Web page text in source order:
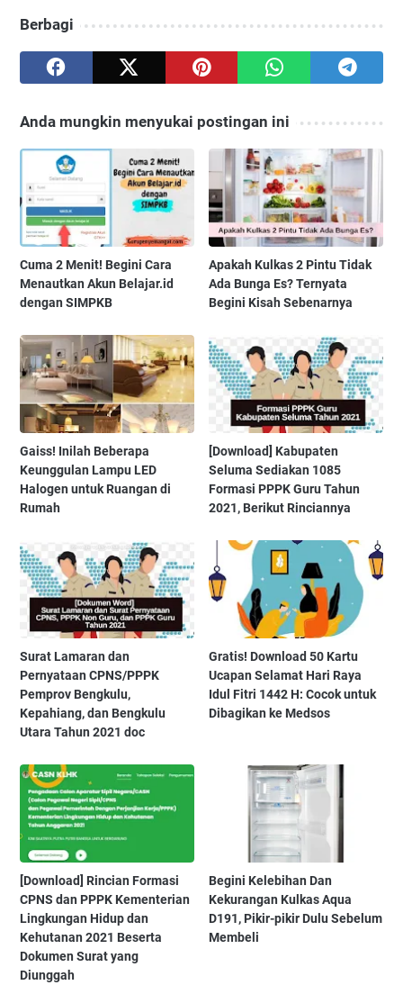
Berbagi
Anda mungkin menyukai postingan ini
Cuma 2 Menit! Begini Cara
Menautkan Akun Belajar.id
dengan SIMPKB
Apakah Kulkas 2 Pintu Tidak
Ada Bunga Es? Ternyata
Begini Kisah Sebenarnya
Gaiss! Inilah Beberapa
Keunggulan Lampu LED
Halogen untuk Ruangan di
Rumah
[Download] Kabupaten
Seluma Sediakan 1085
Formasi PPPK Guru Tahun
2021, Berikut Rinciannya
Surat Lamaran dan
Pernyataan CPNS/PPPK
Pemprov Bengkulu,
Kepahiang, dan Bengkulu
Utara Tahun 2021 doc
Gratis! Download 50 Kartu
Ucapan Selamat Hari Raya
Idul Fitri 1442 H: Cocok untuk
Dibagikan ke Medsos
[Download] Rincian Formasi
CPNS dan PPPK Kementerian
Lingkungan Hidup dan
Kehutanan 2021 Beserta
Dokumen Surat yang
Diunggah
Begini Kelebihan Dan
Kekurangan Kulkas Aqua
D191, Pikir-pikir Dulu Sebelum
Membeli